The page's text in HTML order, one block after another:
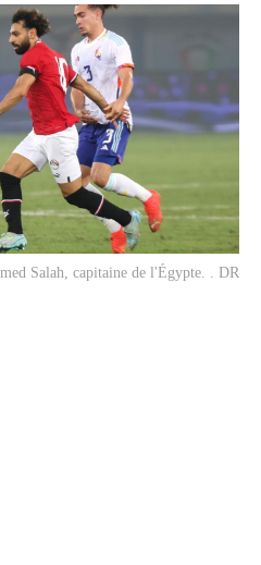
Salah, capitaine de l'Égypte. . DR